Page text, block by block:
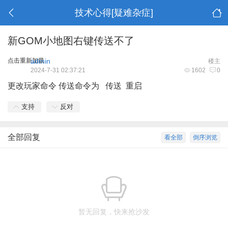
技术心得[疑难杂症]
新GOM小地图右键传送不了
点击重新加载 楼主
admin
1602 0
2024-7-31 02:37:21
更改玩家命令 传送命令为 传送 重启
支持 反对
倒序浏览
看全部
全部回复
暂无回复，快来抢沙发